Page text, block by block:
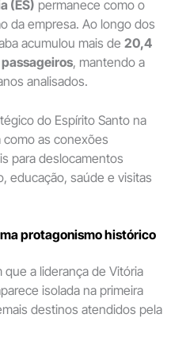
(ES) permanece como o
da empresa. Ao longo dos
acumulou mais de 20,4
, mantendo a
analisados.
do Espírito Santo na
como as conexões
para deslocamentos
educação, saúde e visitas
protagonismo histórico
a liderança de Vitória
isolada na primeira
destinos atendidos pela